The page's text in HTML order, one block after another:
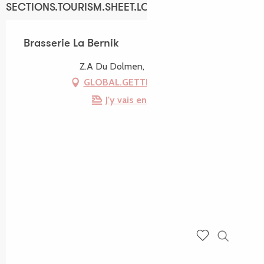
SECTIONS.TOURISM.SHEET.LOCATION
Brasserie La Bernik
Z.A Du Dolmen, Trégastel
GLOBAL.GETTING_THERE
J'y vais en train !